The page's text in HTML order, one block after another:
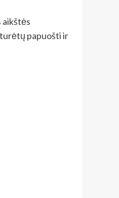
aikštės
papuošti ir